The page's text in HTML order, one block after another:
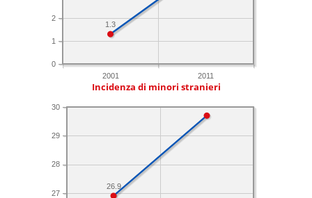
2001 2011
0
1
2
1.3
Incidenza di minori stranieri
27
28
29
30
26.9